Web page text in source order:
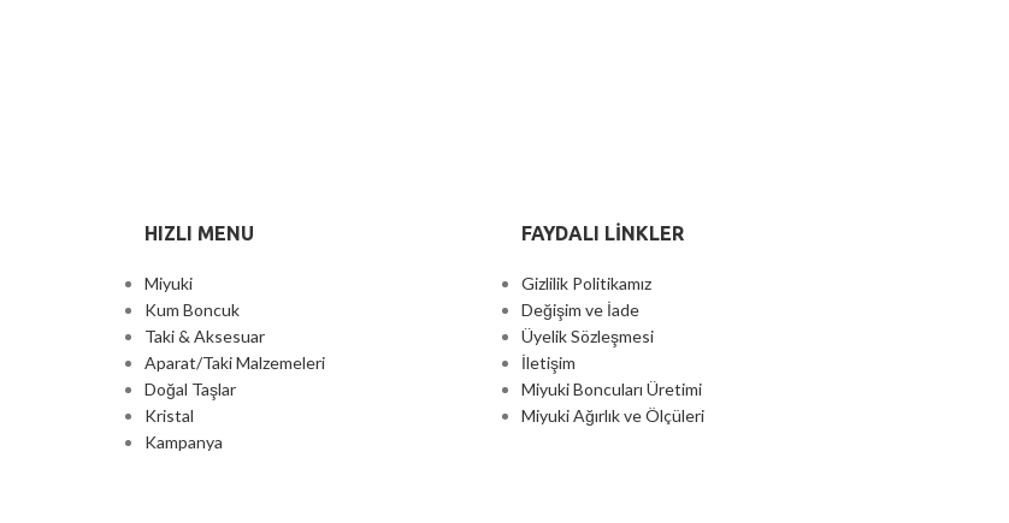
HIZLI MENU
Miyuki
Kum Boncuk
Taki & Aksesuar
Aparat/Taki Malzemeleri
Doğal Taşlar
Kristal
Kampanya
FAYDALI LİNKLER
Gizlilik Politikamız
Değişim ve İade
Üyelik Sözleşmesi
İletişim
Miyuki Boncuları Üretimi
Miyuki Ağırlık ve Ölçüleri